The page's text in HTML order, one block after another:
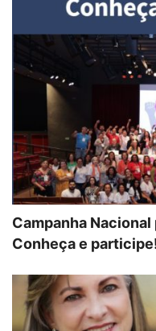
Campanha
Conheça e